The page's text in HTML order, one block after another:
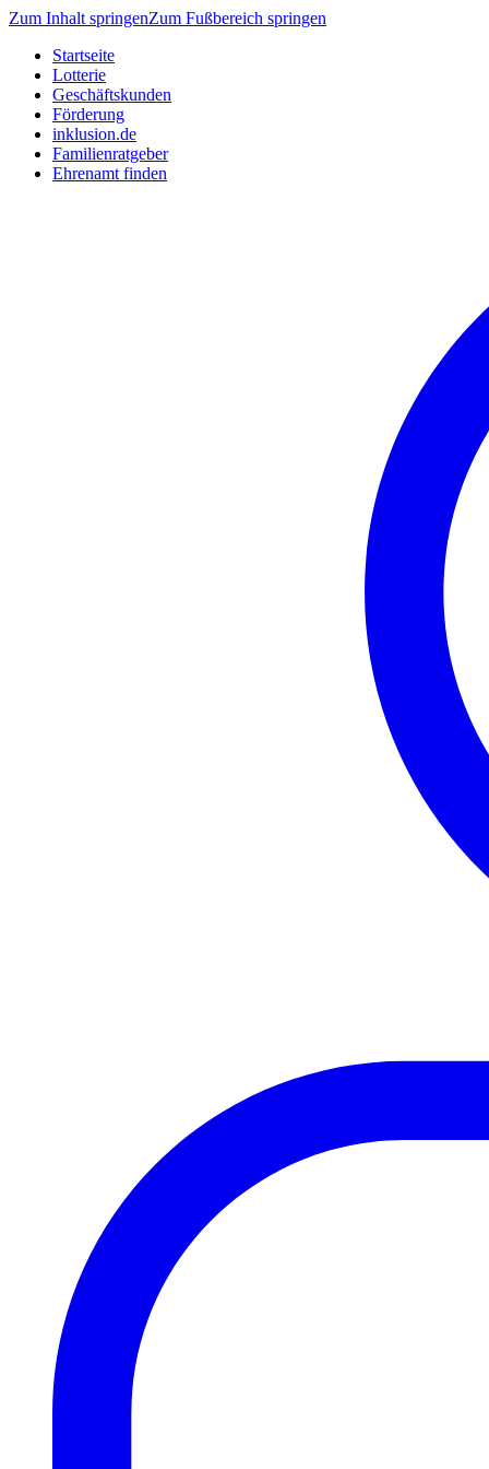
Zum Inhalt springenZum Fußbereich springen
Startseite
Lotterie
Geschäftskunden
Förderung
inklusion.de
Familienratgeber
Ehrenamt finden